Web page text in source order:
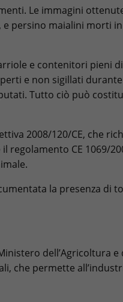
Le immagini
persino maialini morti
e contenitori pieni
e non sigillati
Tutto ciò può
2008/120/CE, che
CE 1069/
la presenza di
dell’Agricoltura e
che permette